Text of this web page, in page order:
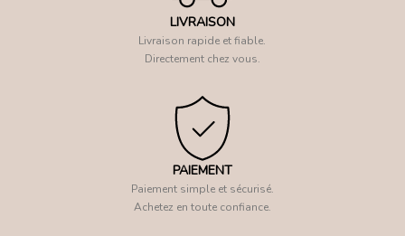
LIVRAISON
Livraison rapide et fiable.
Directement chez vous.
PAIEMENT
Paiement simple et sécurisé.
Achetez en toute confiance.